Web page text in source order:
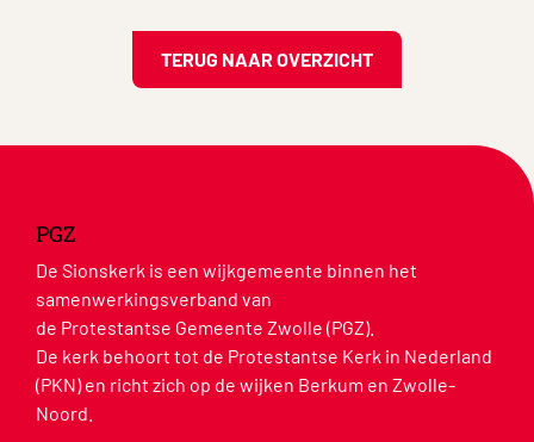
TERUG NAAR OVERZICHT
PGZ
De Sionskerk is een wijkgemeente binnen het
samenwerkingsverband van
de Protestantse Gemeente Zwolle (PGZ).
De kerk behoort tot de Protestantse Kerk in Nederland
(PKN) en richt zich op de wijken Berkum en Zwolle-
Noord.